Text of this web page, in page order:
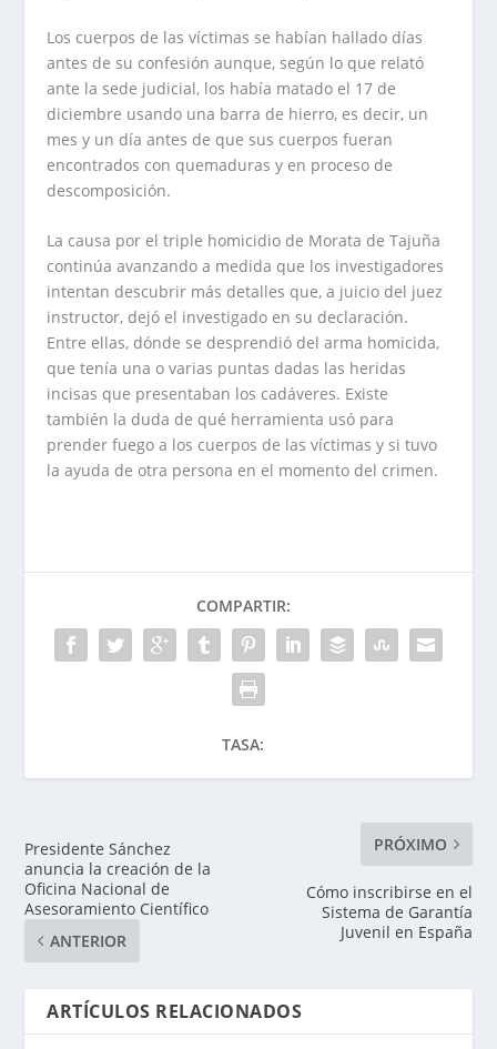
Los cuerpos de las víctimas se habían hallado días
antes de su confesión aunque, según lo que relató
ante la sede judicial, los había matado el 17 de
diciembre usando una barra de hierro, es decir, un
mes y un día antes de que sus cuerpos fueran
encontrados con quemaduras y en proceso de
descomposición.
La causa por el triple homicidio de Morata de Tajuña
continúa avanzando a medida que los investigadores
intentan descubrir más detalles que, a juicio del juez
instructor, dejó el investigado en su declaración.
Entre ellas, dónde se desprendió del arma homicida,
que tenía una o varias puntas dadas las heridas
incisas que presentaban los cadáveres. Existe
también la duda de qué herramienta usó para
prender fuego a los cuerpos de las víctimas y si tuvo
la ayuda de otra persona en el momento del crimen.
COMPARTIR:
TASA:
Presidente Sánchez
anuncia la creación de la
Oficina Nacional de
Asesoramiento Científico
ANTERIOR
PRÓXIMO
Cómo inscribirse en el
Sistema de Garantía
Juvenil en España
ARTÍCULOS RELACIONADOS